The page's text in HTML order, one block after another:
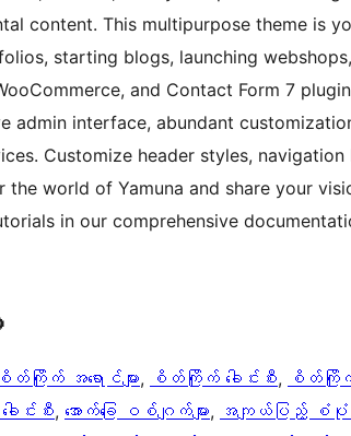
content. This multipurpose theme is
starting blogs, launching
and Contact Form 7
admin interface, abundant
Customize header styles,
the world of Yamuna and share your
in our comprehensive
စိတ်ကြိုက် အရောင်များ, စိတ်ကြိုက် ခေါင်းစီး, စိတ်ကြို
ါင်းစီး, အောက်ခြေ ဝစ်ဂျက်များ, အကျယ်ပြည့် စံ